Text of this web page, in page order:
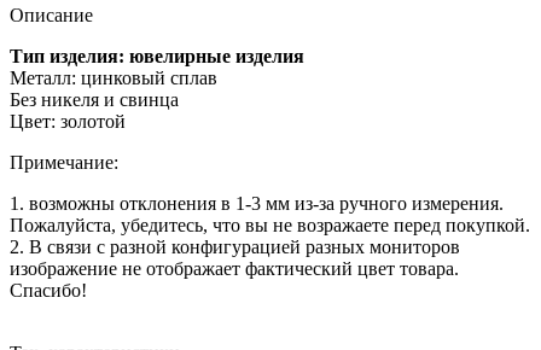
Описание
Тип изделия: ювелирные изделия
Металл: цинковый сплав
Без никеля и свинца
Цвет: золотой
Примечание:
1. возможны отклонения в 1-3 мм из-за ручного измерения.
Пожалуйста, убедитесь, что вы не возражаете перед покупкой.
2. В связи с разной конфигурацией разных мониторов
изображение не отображает фактический цвет товара.
Спасибо!